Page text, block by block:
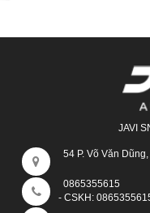
JAVI
54 P. Võ Văn
0865355615
- CSKH: